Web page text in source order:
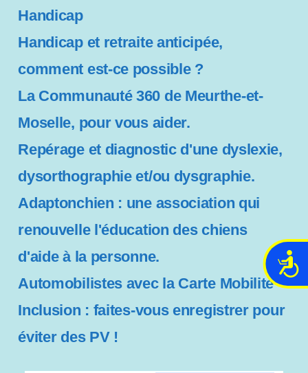
A
e
Handicap
Handicap et retraite anticipée,
comment est-ce possible ?
La Communauté 360 de Meurthe-et-
Moselle, pour vous aider.
Repérage et diagnostic d'une dyslexie,
dysorthographie et/ou dysgraphie.
Adaptonchien : une association qui
renouvelle l'éducation des chiens
d'aide à la personne.
Automobilistes avec la Carte Mobilité
Inclusion : faites-vous enregistrer pour
éviter des PV !